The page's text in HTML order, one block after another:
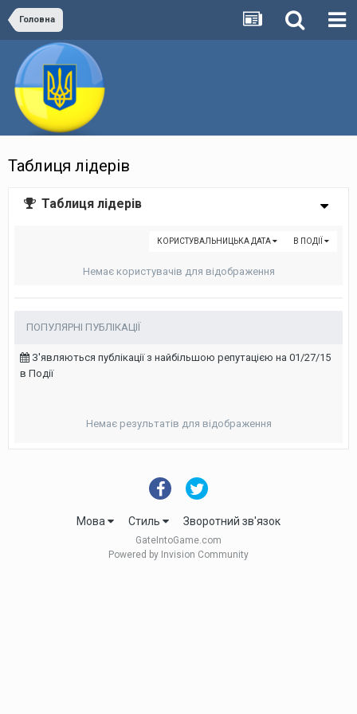
Головна
Таблиця лідерів
Таблиця лідерів
В ПОДІЇ
КОРИСТУВАЛЬНИЦЬКА ДАТА
Немає користувачів для відображення
ПОПУЛЯРНІ ПУБЛІКАЦІЇ
З'являються публікації з найбільшою репутацією на 01/27/15
в Події
Немає результатів для відображення
Мова Стиль Зворотний зв'язок
GateIntoGame.com
Powered by Invision Community